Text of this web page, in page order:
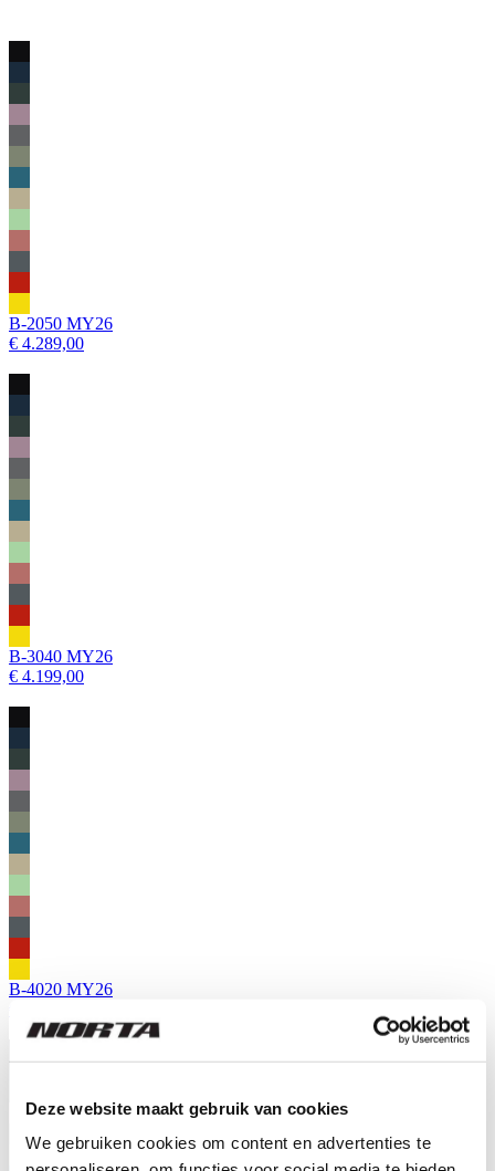
Deze website maakt gebruik van cookies
We gebruiken cookies om content en advertenties te
B-2050 MY26
€ 4.289,00
B-3040 MY26
€ 4.199,00
B-4020 MY26